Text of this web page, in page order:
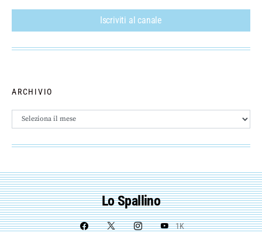
Iscriviti al canale
ARCHIVIO
Archivio
Lo Spallino
1K